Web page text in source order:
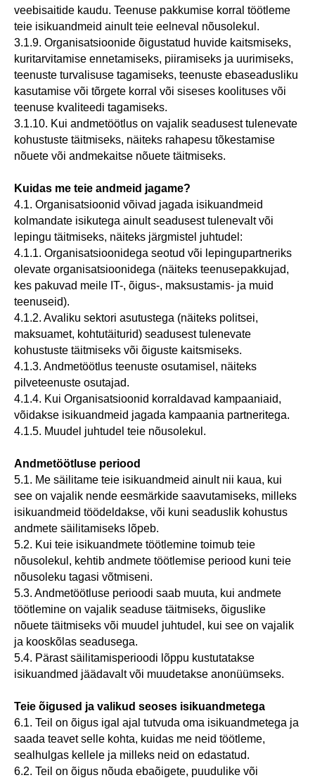
veebisaitide kaudu. Teenuse pakkumise korral töötleme
teie isikuandmeid ainult teie eelneval nõusolekul.
3.1.9. Organisatsioonide õigustatud huvide kaitsmiseks,
kuritarvitamise ennetamiseks, piiramiseks ja uurimiseks,
teenuste turvalisuse tagamiseks, teenuste ebaseadusliku
kasutamise või tõrgete korral või siseses koolituses või
teenuse kvaliteedi tagamiseks.
3.1.10. Kui andmetöötlus on vajalik seadusest tulenevate
kohustuste täitmiseks, näiteks rahapesu tõkestamise
nõuete või andmekaitse nõuete täitmiseks.
Kuidas me teie andmeid jagame?
4.1. Organisatsioonid võivad jagada isikuandmeid
kolmandate isikutega ainult seadusest tulenevalt või
lepingu täitmiseks, näiteks järgmistel juhtudel:
4.1.1. Organisatsioonidega seotud või lepingupartneriks
olevate organisatsioonidega (näiteks teenusepakkujad,
kes pakuvad meile IT-, õigus-, maksustamis- ja muid
teenuseid).
4.1.2. Avaliku sektori asutustega (näiteks politsei,
maksuamet, kohtutäiturid) seadusest tulenevate
kohustuste täitmiseks või õiguste kaitsmiseks.
4.1.3. Andmetöötlus teenuste osutamisel, näiteks
pilveteenuste osutajad.
4.1.4. Kui Organisatsioonid korraldavad kampaaniaid,
võidakse isikuandmeid jagada kampaania partneritega.
4.1.5. Muudel juhtudel teie nõusolekul.
Andmetöötluse periood
5.1. Me säilitame teie isikuandmeid ainult nii kaua, kui
see on vajalik nende eesmärkide saavutamiseks, milleks
isikuandmeid töödeldakse, või kuni seaduslik kohustus
andmete säilitamiseks lõpeb.
5.2. Kui teie isikuandmete töötlemine toimub teie
nõusolekul, kehtib andmete töötlemise periood kuni teie
nõusoleku tagasi võtmiseni.
5.3. Andmetöötluse perioodi saab muuta, kui andmete
töötlemine on vajalik seaduse täitmiseks, õiguslike
nõuete täitmiseks või muudel juhtudel, kui see on vajalik
ja kooskõlas seadusega.
5.4. Pärast säilitamisperioodi lõppu kustutatakse
isikuandmed jäädavalt või muudetakse anonüümseks.
Teie õigused ja valikud seoses isikuandmetega
6.1. Teil on õigus igal ajal tutvuda oma isikuandmetega ja
saada teavet selle kohta, kuidas me neid töötleme,
sealhulgas kellele ja milleks neid on edastatud.
6.2. Teil on õigus nõuda ebaõigete, puudulike või